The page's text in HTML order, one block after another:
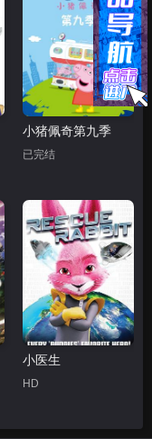
小猪佩奇第九季
已完结
小医生
HD